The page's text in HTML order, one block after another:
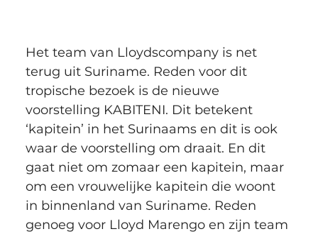
Het team van Lloydscompany is net
terug uit Suriname. Reden voor dit
tropische bezoek is de nieuwe
voorstelling KABITENI. Dit betekent
‘kapitein’ in het Surinaams en dit is ook
waar de voorstelling om draait. En dit
gaat niet om zomaar een kapitein, maar
om een vrouwelijke kapitein die woont
in binnenland van Suriname. Reden
genoeg voor Lloyd Marengo en zijn team